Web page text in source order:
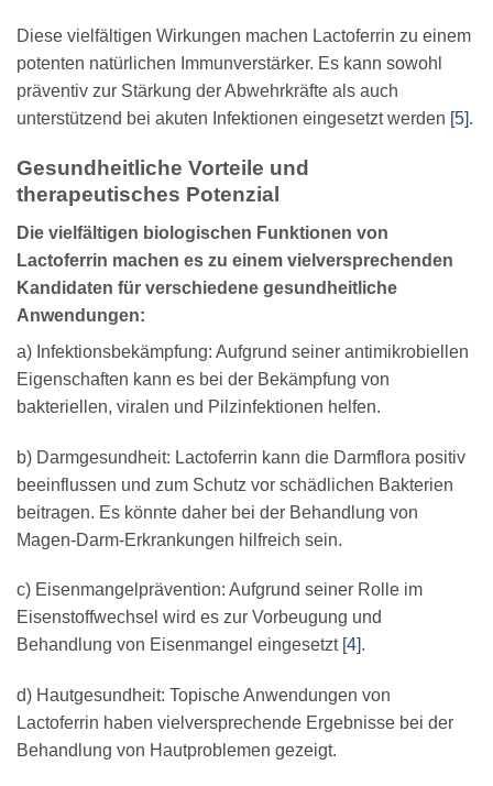
Diese vielfältigen Wirkungen machen Lactoferrin zu einem
potenten natürlichen Immunverstärker. Es kann sowohl
präventiv zur Stärkung der Abwehrkräfte als auch
unterstützend bei akuten Infektionen eingesetzt werden [5] .
Gesundheitliche Vorteile und
therapeutisches Potenzial
Die vielfältigen biologischen Funktionen von
Lactoferrin machen es zu einem vielversprechenden
Kandidaten für verschiedene gesundheitliche
Anwendungen:
a) Infektionsbekämpfung: Aufgrund seiner antimikrobiellen
Eigenschaften kann es bei der Bekämpfung von
bakteriellen, viralen und Pilzinfektionen helfen.
b) Darmgesundheit: Lactoferrin kann die Darmflora positiv
beeinflussen und zum Schutz vor schädlichen Bakterien
beitragen. Es könnte daher bei der Behandlung von
Magen-Darm-Erkrankungen hilfreich sein.
c) Eisenmangelprävention: Aufgrund seiner Rolle im
Eisenstoffwechsel wird es zur Vorbeugung und
Behandlung von Eisenmangel eingesetzt [4] .
d) Hautgesundheit: Topische Anwendungen von
Lactoferrin haben vielversprechende Ergebnisse bei der
Behandlung von Hautproblemen gezeigt.